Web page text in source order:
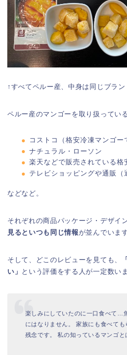
↑すべてペルー産、中身は同じブラ
ペルー産のマンゴーを取り扱ってい
コストコ（格安冷凍マンゴー
ナチュラル・ローソン
楽天などで販売されている格
テレビショッピングや通販（
などなど。
それぞれの商品パッケージ・デザイ
見るといつも同じ情報が並んでいます
そして、どこのレビューを見ても、
い」 という評価をする人が一定数いま
楽しみにしていたのに一口食べて…
にはなりません。 家族にも食べて
残念です。 私の知っているマンゴと